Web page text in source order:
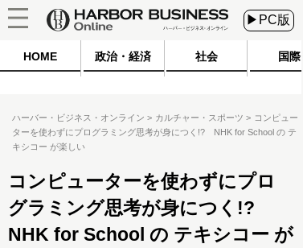
▶PC版
HOME 政治・経済 社会 国際
ハーバー・ビジネス・オンライン カルチャー・スポーツ
コンピュー
ターを使わずにプログラミング思考が身につく!? NHK for School の テ
キシコー が楽しい
コンピューターを使わずにプロ
グラミング思考が身につく!?
NHK for School の テキシコー が